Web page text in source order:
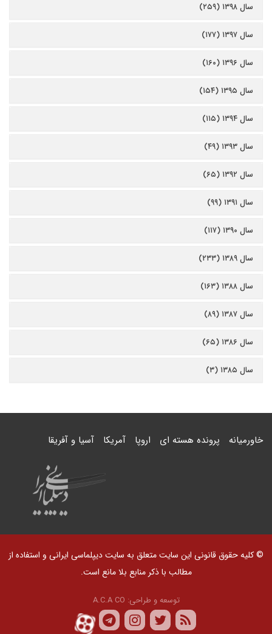
سال ۱۳۹۸ (۲۵۹)
سال ۱۳۹۷ (۱۷۷)
سال ۱۳۹۶ (۱۶۰)
سال ۱۳۹۵ (۱۵۴)
سال ۱۳۹۴ (۱۱۵)
سال ۱۳۹۳ (۴۹)
سال ۱۳۹۲ (۶۵)
سال ۱۳۹۱ (۹۹)
سال ۱۳۹۰ (۱۱۷)
سال ۱۳۸۹ (۲۳۳)
سال ۱۳۸۸ (۱۶۳)
سال ۱۳۸۷ (۸۹)
سال ۱۳۸۶ (۶۵)
سال ۱۳۸۵ (۳)
خاورمیانه پرونده هسته ای اروپا آمریکا آسیا و آفریقا
© کلیه حقوق قانونی این سایت متعلق به سایت دیپلماسی ایرانی و استفاده از
مطالب با ذکر منابع بلا مانع است.
توسعه و طراحی: A.C.A CO